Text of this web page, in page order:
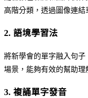
高階分類，透過圖像連結
2. 語境學習法
將新學會的單字融入句
場景，能夠有效的幫助理
3. 複誦單字發音